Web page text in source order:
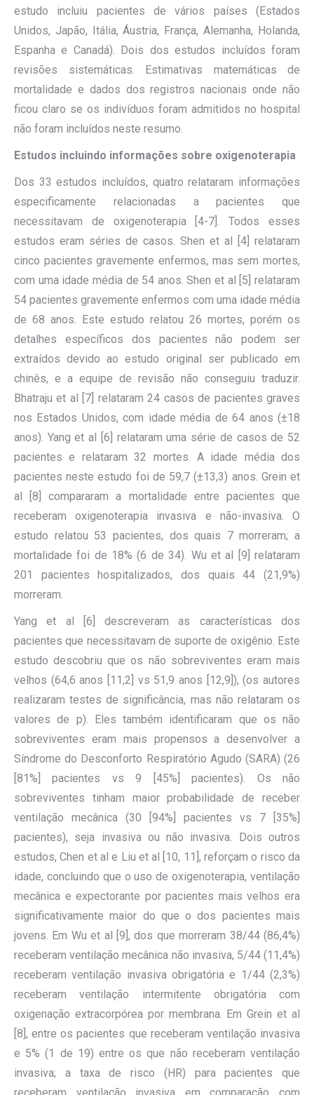
estudo incluiu pacientes de vários países (Estados
Unidos, Japão, Itália, Áustria, França, Alemanha, Holanda,
Espanha e Canadá). Dois dos estudos incluídos foram
revisões sistemáticas. Estimativas matemáticas de
mortalidade e dados dos registros nacionais onde não
ficou claro se os indivíduos foram admitidos no hospital
não foram incluídos neste resumo.
Estudos incluindo informações sobre oxigenoterapia
Dos 33 estudos incluídos, quatro relataram informações
especificamente relacionadas a pacientes que
necessitavam de oxigenoterapia [4-7]. Todos esses
estudos eram séries de casos. Shen et al [4] relataram
cinco pacientes gravemente enfermos, mas sem mortes,
com uma idade média de 54 anos. Shen et al [5] relataram
54 pacientes gravemente enfermos com uma idade média
de 68 anos. Este estudo relatou 26 mortes, porém os
detalhes específicos dos pacientes não podem ser
extraídos devido ao estudo original ser publicado em
chinês, e a equipe de revisão não conseguiu traduzir.
Bhatraju et al [7] relataram 24 casos de pacientes graves
nos Estados Unidos, com idade média de 64 anos (±18
anos). Yang et al [6] relataram uma série de casos de 52
pacientes e relataram 32 mortes. A idade média dos
pacientes neste estudo foi de 59,7 (±13,3) anos. Grein et
al [8] compararam a mortalidade entre pacientes que
receberam oxigenoterapia invasiva e não-invasiva. O
estudo relatou 53 pacientes, dos quais 7 morreram; a
mortalidade foi de 18% (6 de 34). Wu et al [9] relataram
201 pacientes hospitalizados, dos quais 44 (21,9%)
morreram.
Yang et al [6] descreveram as características dos
pacientes que necessitavam de suporte de oxigênio. Este
estudo descobriu que os não sobreviventes eram mais
velhos (64,6 anos [11,2] vs 51,9 anos [12,9]), (os autores
realizaram testes de significância, mas não relataram os
valores de p). Eles também identificaram que os não
sobreviventes eram mais propensos a desenvolver a
Síndrome do Desconforto Respiratório Agudo (SARA) (26
[81%] pacientes vs 9 [45%] pacientes). Os não
sobreviventes tinham maior probabilidade de receber
ventilação mecânica (30 [94%] pacientes vs 7 [35%]
pacientes), seja invasiva ou não invasiva. Dois outros
estudos, Chen et al e Liu et al [10, 11], reforçam o risco da
idade, concluindo que o uso de oxigenoterapia, ventilação
mecânica e expectorante por pacientes mais velhos era
significativamente maior do que o dos pacientes mais
jovens. Em Wu et al [9], dos que morreram 38/44 (86,4%)
receberam ventilação mecânica não invasiva, 5/44 (11,4%)
receberam ventilação invasiva obrigatória e 1/44 (2,3%)
receberam ventilação intermitente obrigatória com
oxigenação extracorpórea por membrana. Em Grein et al
[8], entre os pacientes que receberam ventilação invasiva
e 5% (1 de 19) entre os que não receberam ventilação
invasiva; a taxa de risco (HR) para pacientes que